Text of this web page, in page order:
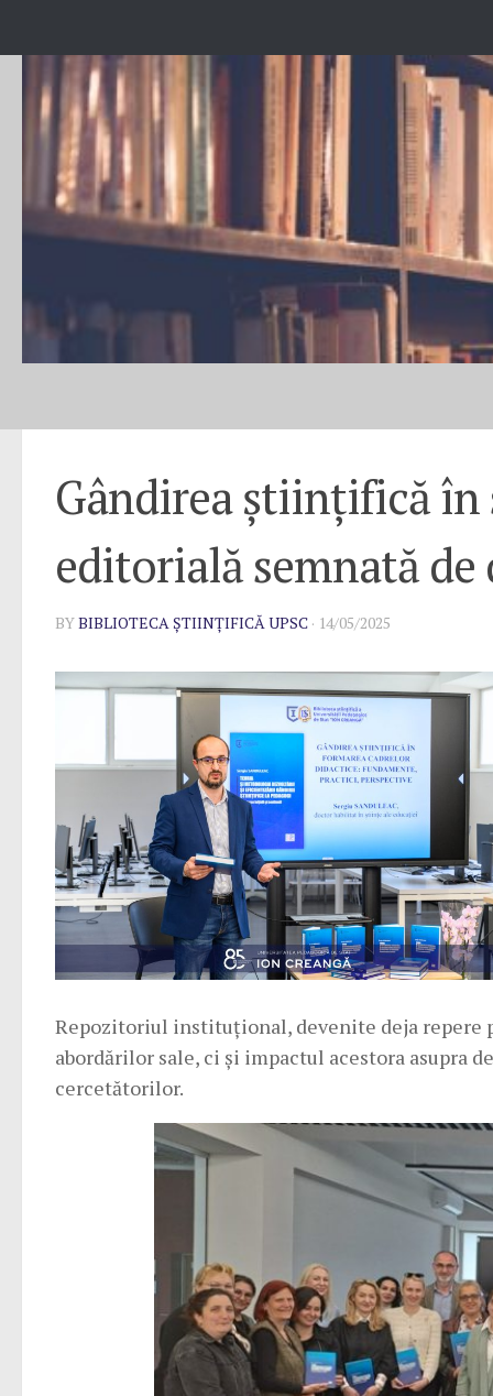
Gândirea științifică în
editorială semnată de
BYBIBLIOTECA ȘTIINȚIFICĂ UPSC · 14/05/2025
Repozitoriul instituțional, devenite deja repere
abordărilor sale, ci și impactul acestora
cercetătorilor.